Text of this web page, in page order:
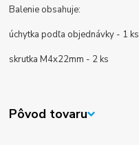
Balenie obsahuje:
úchytka podľa objednávky - 1 ks
skrutka M4x22mm - 2 ks
Pôvod tovaru